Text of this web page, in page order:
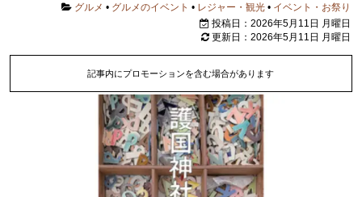
グルメ • グルメのイベント • レジャー・観光 • イベント・お祭り
投稿日：2026年5月11日 月曜日
更新日：2026年5月11日 月曜日
記事内にプロモーションを含む場合があります